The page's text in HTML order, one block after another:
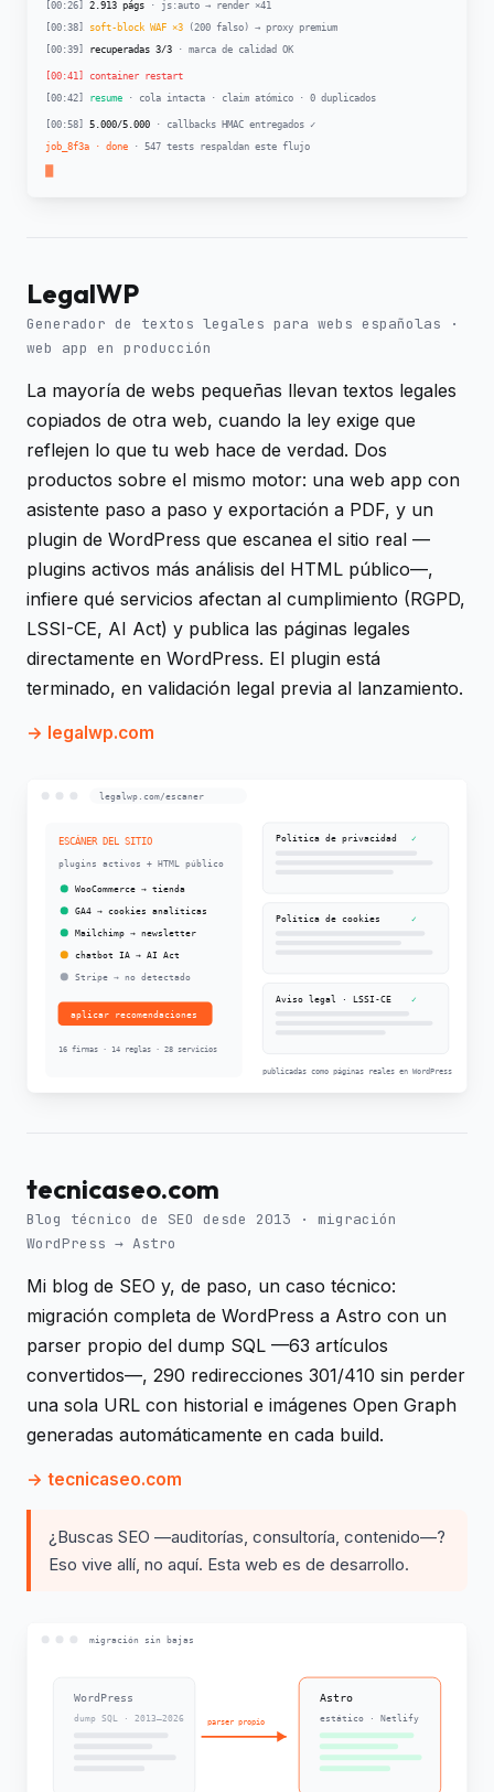
LegalWP
Generador de textos legales para webs españolas ·
web app en producción
La mayoría de webs pequeñas llevan textos legales
copiados de otra web, cuando la ley exige que
reflejen lo que tu web hace de verdad. Dos
productos sobre el mismo motor: una web app con
asistente paso a paso y exportación a PDF, y un
plugin de WordPress que escanea el sitio real —
plugins activos más análisis del HTML público—,
infiere qué servicios afectan al cumplimiento (RGPD,
LSSI-CE, AI Act) y publica las páginas legales
directamente en WordPress. El plugin está
terminado, en validación legal previa al lanzamiento.
legalwp.com
tecnicaseo.com
Blog técnico de SEO desde 2013 · migración
WordPress → Astro
Mi blog de SEO y, de paso, un caso técnico:
migración completa de WordPress a Astro con un
parser propio del dump SQL —63 artículos
convertidos—, 290 redirecciones 301/410 sin perder
una sola URL con historial e imágenes Open Graph
generadas automáticamente en cada build.
tecnicaseo.com
¿Buscas SEO —auditorías, consultoría, contenido—?
Eso vive allí, no aquí. Esta web es de desarrollo.